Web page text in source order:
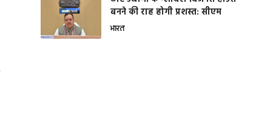
बनने की राह होगी प्रशस्त: सीएम
भारत